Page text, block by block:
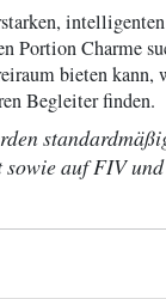
Portion Charme
bieten kann,
Begleiter finden.
auf FIV